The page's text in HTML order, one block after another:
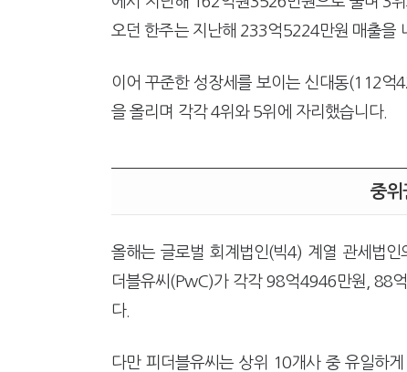
오던 한주는 지난해 233억5224만원 매출을
이어 꾸준한 성장세를 보이는 신대동(112
을 올리며 각각 4위와 5위에 자리했습니다.
중위
올해는 글로벌 회계법인(빅4) 계열 관세법
더블유씨(PwC)가 각각 98억4946만원, 88
다.
다만 피더블유씨는 상위 10개사 중 유일하